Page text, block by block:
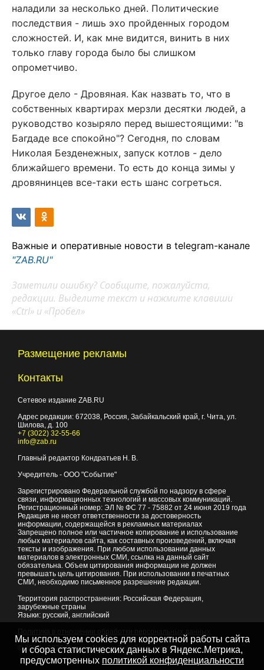
наладили за несколько дней. Политические
последствия - лишь эхо пройденных городом
сложностей. И, как мне видится, винить в них
только главу города было бы слишком
опрометчиво.
Другое дело - Дровяная. Как назвать то, что в
собственных квартирах мерзли десятки людей, а
руководство козыряло перед вышестоящими: "в
Багдаде все спокойно"? Сегодня, по словам
Николая Безденежных, запуск котлов - дело
ближайшего времени. То есть до конца зимы у
дровянинцев все-таки есть шанс согреться.
Важные и оперативные новости в telegram-канале
"ZAB.RU"
Заметили ошибку? Сообщите, пожалуйста,
редакции. Выделите текст и нажмите клавиши
«Ctrl» и «Пробел»
Размещение рекламы
Контакты
Сетевое издание ZAB.RU
Адрес редакции: 672038, Россия, Забайкальский край, г. Чита, ул.
Шилова, д. 100
+7 (3022) 32-55-66
info@zab.ru
Главный редактор Кондратьев Н. В.
Учредитель - ООО "Событие"
Зарегистрировано Федеральной службой по надзору в сфере
связи, информационных технологий и массовых коммуникаций.
Регистрационный номер: ЭЛ № ФС 77 - 75882 от 24 июня 2019 года
Редакция не несет ответственности за достоверность
информации, содержащейся в рекламных материалах
Запрещено полное или частичное копирование и использование
любых материалов сайта, как составных произведений, включая
тексты и изображения. При любом использовании данных
материалов в электронных СМИ, ссылка на данный сайт
обязательна. Объем цитирования информации не должен
превышать цель цитирования. При использовании в печатных
СМИ, необходимо письменное разрешение редакции.
Территория распространения: Российская Федерация,
зарубежные страны
Языки: русский, английский
© 2007 - 2026Портал Читы и Забайкальского края
Мы используем cookies для корректной работы сайта
и сбора статистических данных в Яндекс.Метрика,
предусмотренных политикой конфиденциальности